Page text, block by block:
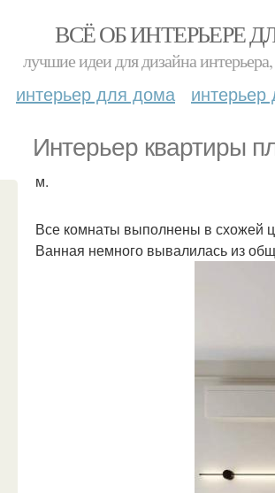
ВСЁ ОБ ИНТЕРЬЕРЕ
лучшие идеи для дизайна
интерьер для дома интерьер
Интерьер квартиры
м.
Все комнаты выполнены в схожей
Ванная немного вывалилась из